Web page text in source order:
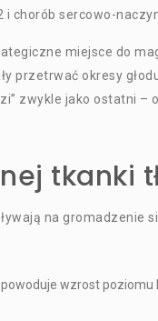
chorób sercowo-
miejsce do
przetrwać okresy
zwykle jako ostatni
tkanki
na gromadzenie
wzrost